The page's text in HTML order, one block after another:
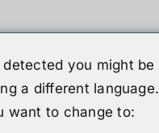
you might be
a different language.
want to change to: